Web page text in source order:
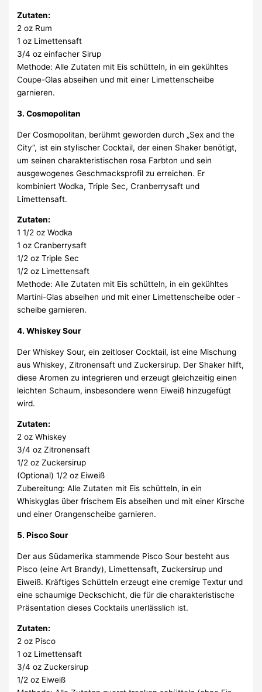
Zutaten:
2 oz Rum
1 oz Limettensaft
3/4 oz einfacher Sirup
Methode: Alle Zutaten mit Eis schütteln, in ein gekühltes
Coupe-Glas abseihen und mit einer Limettenscheibe
garnieren.
3. Cosmopolitan
Der Cosmopolitan, berühmt geworden durch „Sex and the
City“, ist ein stylischer Cocktail, der einen Shaker benötigt,
um seinen charakteristischen rosa Farbton und sein
ausgewogenes Geschmacksprofil zu erreichen. Er
kombiniert Wodka, Triple Sec, Cranberrysaft und
Limettensaft.
Zutaten:
1 1/2 oz Wodka
1 oz Cranberrysaft
1/2 oz Triple Sec
1/2 oz Limettensaft
Methode: Alle Zutaten mit Eis schütteln, in ein gekühltes
Martini-Glas abseihen und mit einer Limettenscheibe oder -
scheibe garnieren.
4. Whiskey Sour
Der Whiskey Sour, ein zeitloser Cocktail, ist eine Mischung
aus Whiskey, Zitronensaft und Zuckersirup. Der Shaker hilft,
diese Aromen zu integrieren und erzeugt gleichzeitig einen
leichten Schaum, insbesondere wenn Eiweiß hinzugefügt
wird.
Zutaten:
2 oz Whiskey
3/4 oz Zitronensaft
1/2 oz Zuckersirup
(Optional) 1/2 oz Eiweiß
Zubereitung: Alle Zutaten mit Eis schütteln, in ein
Whiskyglas über frischem Eis abseihen und mit einer Kirsche
und einer Orangenscheibe garnieren.
5. Pisco Sour
Der aus Südamerika stammende Pisco Sour besteht aus
Pisco (eine Art Brandy), Limettensaft, Zuckersirup und
Eiweiß. Kräftiges Schütteln erzeugt eine cremige Textur und
eine schaumige Deckschicht, die für die charakteristische
Präsentation dieses Cocktails unerlässlich ist.
Zutaten:
2 oz Pisco
1 oz Limettensaft
3/4 oz Zuckersirup
1/2 oz Eiweiß